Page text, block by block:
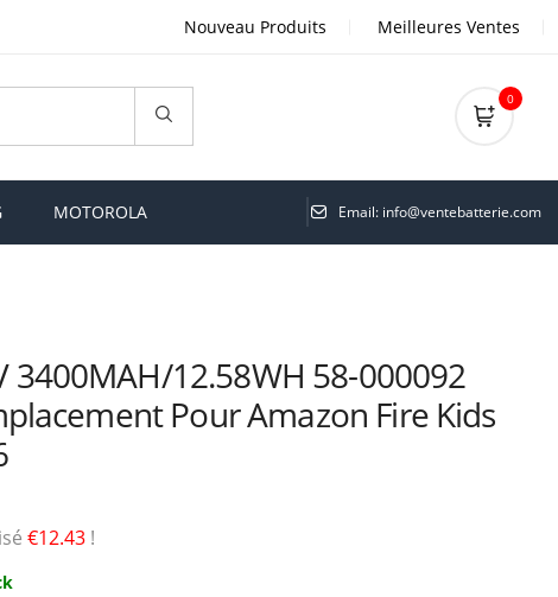
Nouveau Produits Meilleures Ventes
0
MOTOROLA Email: info@ventebatterie.com
3400MAH/12.58WH 58-000092
Pour Amazon Fire Kids
€12.43 !